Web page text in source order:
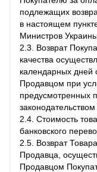
подлежащих
в настоящем
Министров
2.3. Возврат
качества
календарных дней
Продавцом при
предусмотренных
2.4. Стоимость
банковского
2.5. Возврат
Продавца,
Продавцом